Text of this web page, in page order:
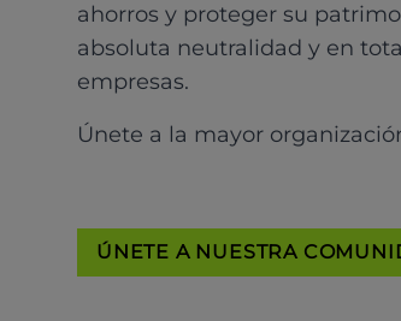
ahorros y proteger su
absoluta neutralidad y en
empresas.
Únete a la mayor
ÚNETE A NUESTRA